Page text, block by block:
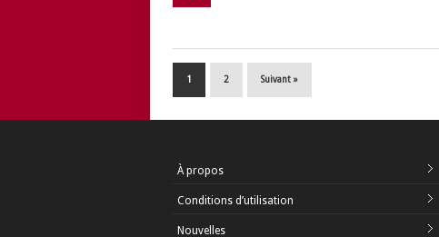
1 2 Suivant »
À propos
Conditions d’utilisation
Nouvelles